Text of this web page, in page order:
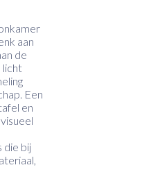
aan
de
licht
Een
en
die bij